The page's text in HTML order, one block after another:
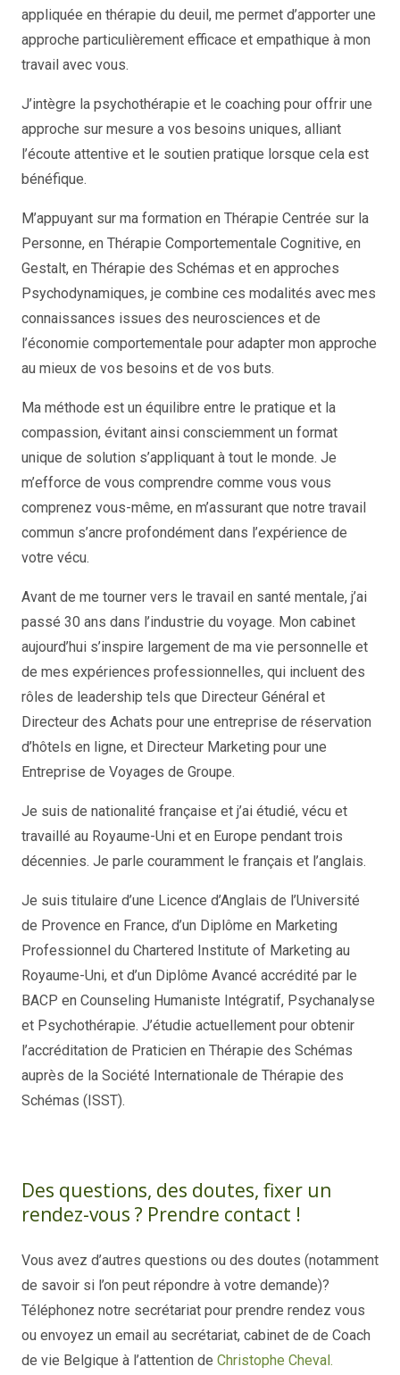
appliquée en thérapie du deuil, me permet d’apporter une
approche particulièrement efficace et empathique à mon
travail avec vous.
J’intègre la psychothérapie et le coaching pour offrir une
approche sur mesure a vos besoins uniques, alliant
l’écoute attentive et le soutien pratique lorsque cela est
bénéfique.
M’appuyant sur ma formation en Thérapie Centrée sur la
Personne, en Thérapie Comportementale Cognitive, en
Gestalt, en Thérapie des Schémas et en approches
Psychodynamiques, je combine ces modalités avec mes
connaissances issues des neurosciences et de
l’économie comportementale pour adapter mon approche
au mieux de vos besoins et de vos buts.
Ma méthode est un équilibre entre le pratique et la
compassion, évitant ainsi consciemment un format
unique de solution s’appliquant à tout le monde. Je
m’efforce de vous comprendre comme vous vous
comprenez vous-même, en m’assurant que notre travail
commun s’ancre profondément dans l’expérience de
votre vécu.
Avant de me tourner vers le travail en santé mentale, j’ai
passé 30 ans dans l’industrie du voyage. Mon cabinet
aujourd’hui s’inspire largement de ma vie personnelle et
de mes expériences professionnelles, qui incluent des
rôles de leadership tels que Directeur Général et
Directeur des Achats pour une entreprise de réservation
d’hôtels en ligne, et Directeur Marketing pour une
Entreprise de Voyages de Groupe.
Je suis de nationalité française et j’ai étudié, vécu et
travaillé au Royaume-Uni et en Europe pendant trois
décennies. Je parle couramment le français et l’anglais.
Je suis titulaire d’une Licence d’Anglais de l’Université
de Provence en France, d’un Diplôme en Marketing
Professionnel du Chartered Institute of Marketing au
Royaume-Uni, et d’un Diplôme Avancé accrédité par le
BACP en Counseling Humaniste Intégratif, Psychanalyse
et Psychothérapie. J’étudie actuellement pour obtenir
l’accréditation de Praticien en Thérapie des Schémas
auprès de la Société Internationale de Thérapie des
Schémas (ISST).
Des questions, des doutes, fixer un
rendez-vous ? Prendre contact !
Vous avez d’autres questions ou des doutes (notamment
de savoir si l’on peut répondre à votre demande)?
Téléphonez notre secrétariat pour prendre rendez vous
ou envoyez un email au secrétariat, cabinet de de Coach
de vie Belgique à l’attention de Christophe Cheval.